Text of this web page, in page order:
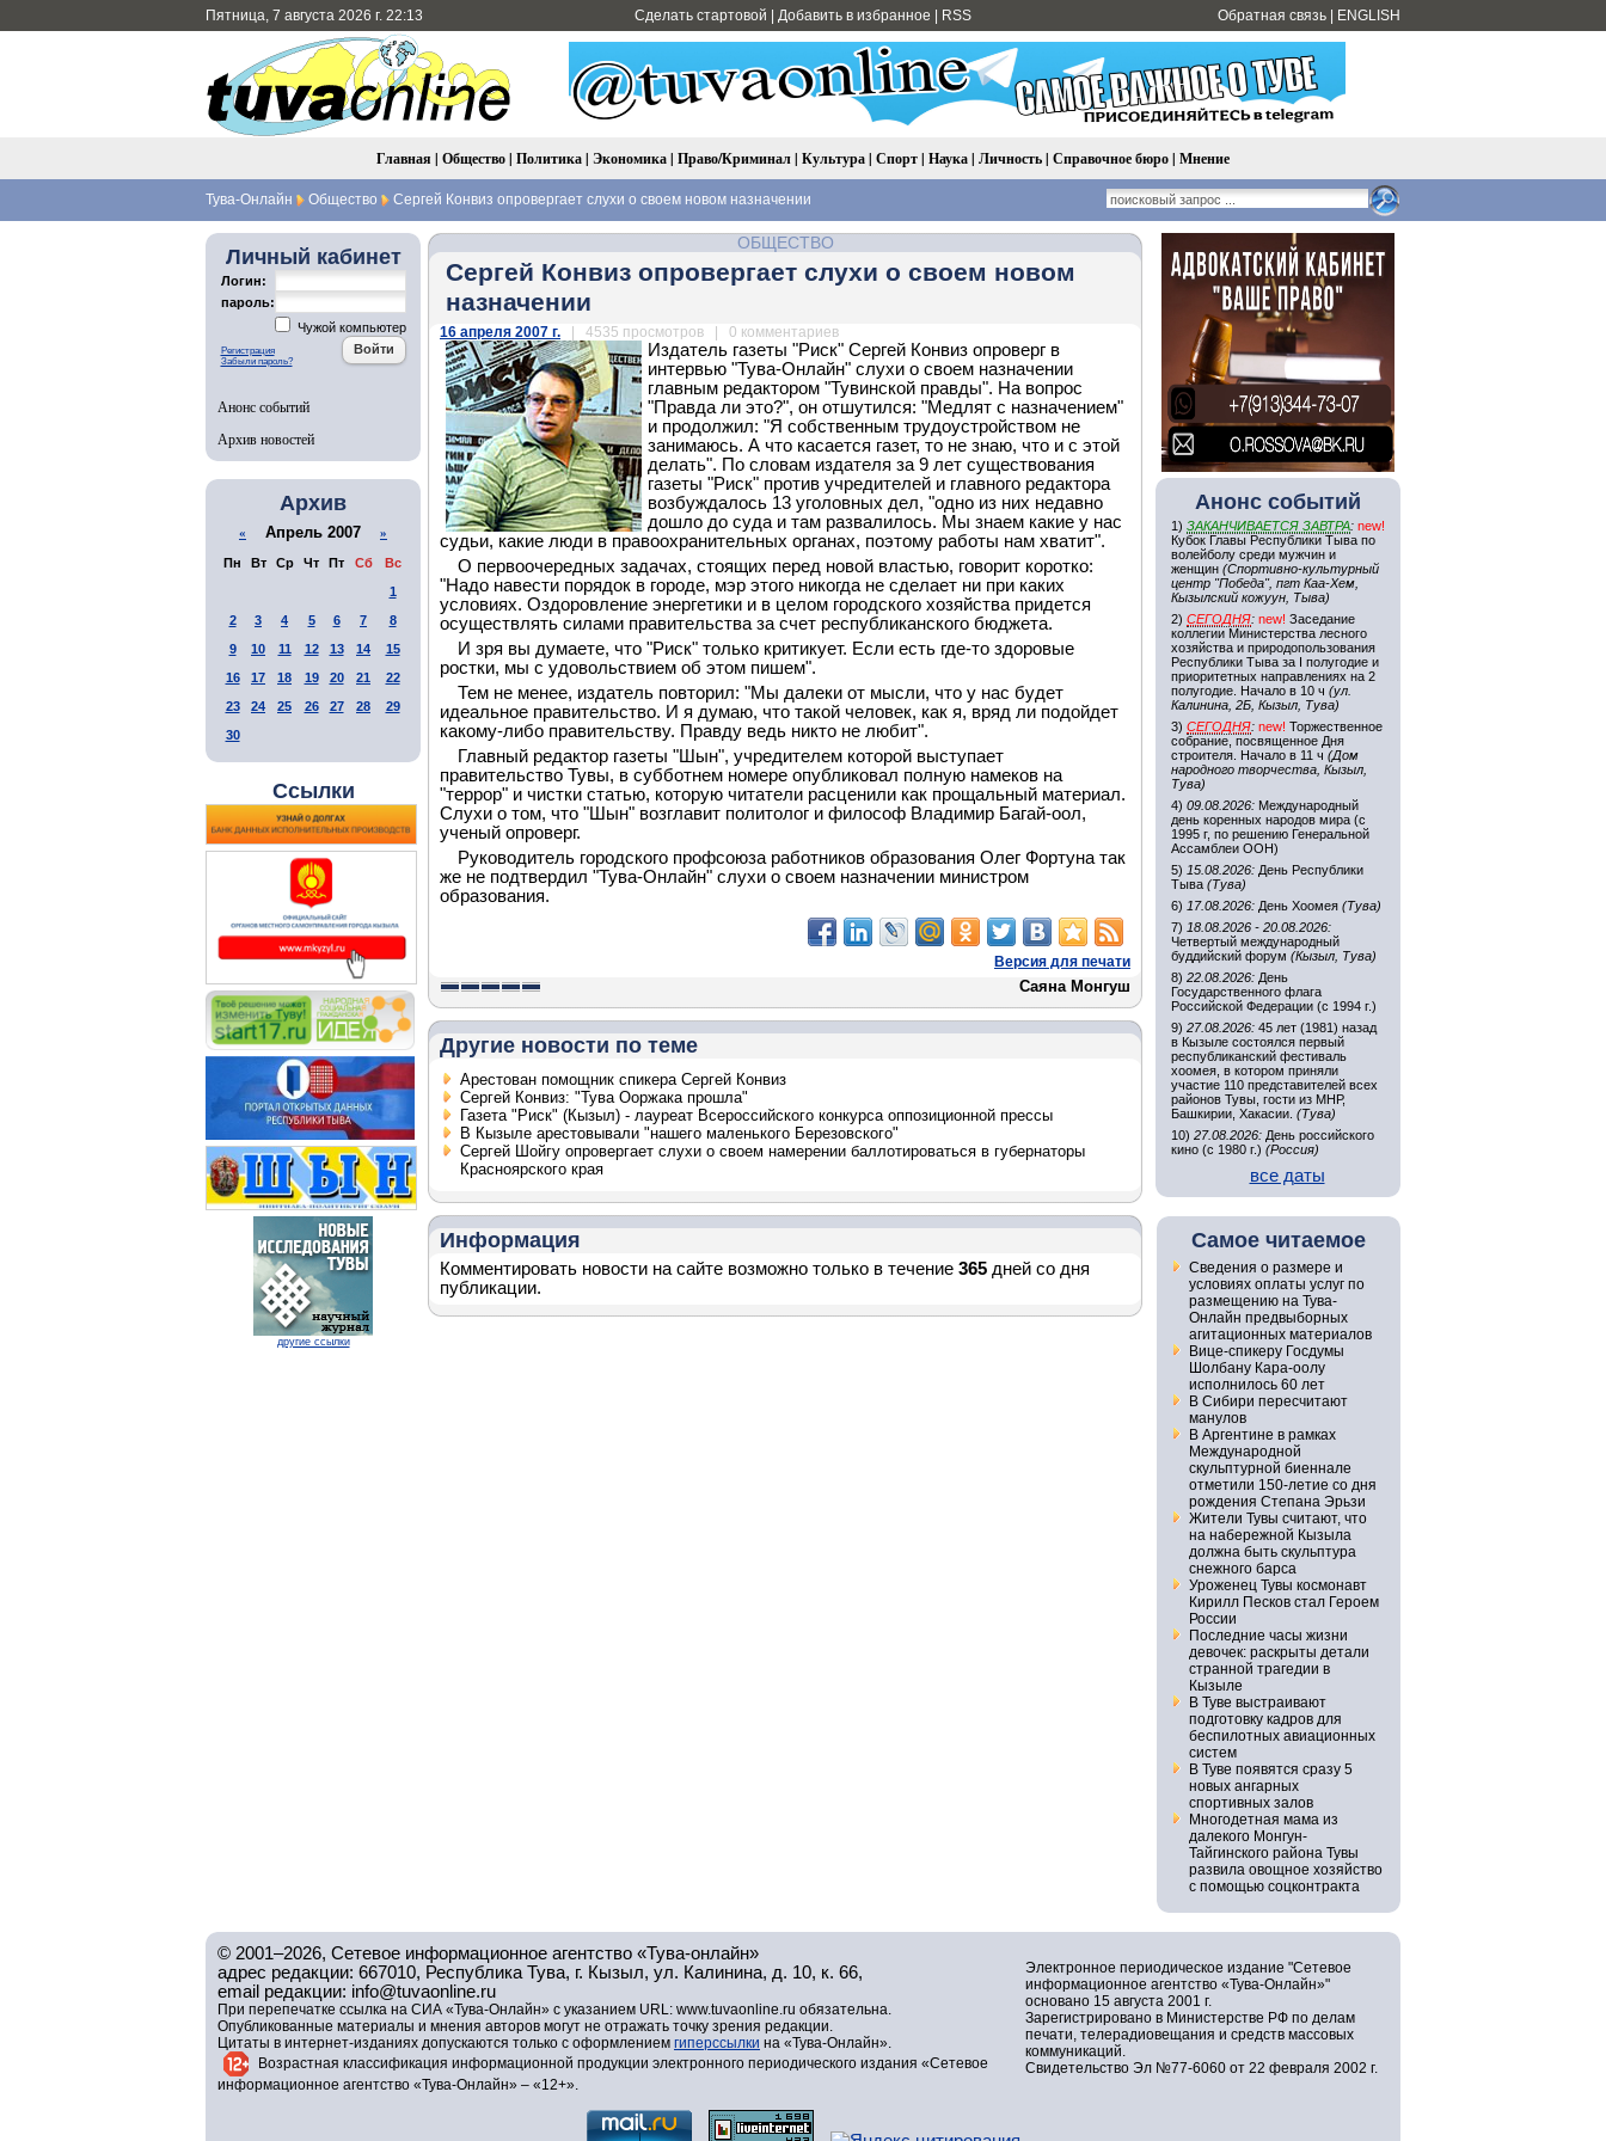
Пятница, 7 августа 2026 г. 22:13 Сделать стартовой Добавить в избранное RSS Обратная связь ENGLISH
Главная | Общество| Политика| Экономика| Право/Криминал| Культура| Спорт| Наука| Личность| Справочное бюро| Мнение
Тува-Онлайн Общество Сергей Конвиз опровергает слухи о своем новом назначении
Личный кабинет
Логин:
пароль:
Чужой компьютер
Регистрация
Забыли пароль?
Анонс событий
Архив новостей
Архив
« Апрель 2007 »
Пн Вт Ср Чт Пт Сб
Вс
1
2
3 4 5 6 7
8
9
10 11 12 13 14
15
16
17 18 19 20 21
22
23
24 25 26 27 28
29
30
Ссылки
другие ссылки
ОБЩЕСТВО
Сергей Конвиз опровергает слухи о своем новом
назначении
16 апреля 2007 г. | 4535 просмотров | 0 комментариев
Издатель газеты "Риск" Сергей Конвиз опроверг в
интервью "Тува-Онлайн" слухи о своем назначении
главным редактором "Тувинской правды". На вопрос
"Правда ли это?", он отшутился: "Медлят с назначением"
и продолжил: "Я собственным трудоустройством не
занимаюсь. А что касается газет, то не знаю, что и с этой
делать". По словам издателя за 9 лет существования
газеты "Риск" против учредителей и главного редактора
возбуждалось 13 уголовных дел, "одно из них недавно
дошло до суда и там развалилось. Мы знаем какие у нас
судьи, какие люди в правоохранительных органах, поэтому работы нам хватит".
О первоочередных задачах, стоящих перед новой властью, говорит коротко:
"Надо навести порядок в городе, мэр этого никогда не сделает ни при каких
условиях. Оздоровление энергетики и в целом городского хозяйства придется
осуществлять силами правительства за счет республиканского бюджета.
И зря вы думаете, что "Риск" только критикует. Если есть где-то здоровые
ростки, мы с удовольствием об этом пишем".
Тем не менее, издатель повторил: "Мы далеки от мысли, что у нас будет
идеальное правительство. И я думаю, что такой человек, как я, вряд ли подойдет
какому-либо правительству. Правду ведь никто не любит".
Главный редактор газеты "Шын", учредителем которой выступает
правительство Тувы, в субботнем номере опубликовал полную намеков на
"террор" и чистки статью, которую читатели расценили как прощальный материал.
Слухи о том, что "Шын" возглавит политолог и философ Владимир Багай-оол,
ученый опроверг.
Руководитель городского профсоюза работников образования Олег Фортуна так
же не подтвердил "Тува-Онлайн" слухи о своем назначении министром
образования.
Версия для печати
Саяна Монгуш
Другие новости по теме
Арестован помощник спикера Сергей Конвиз
Сергей Конвиз: "Тува Ооржака прошла"
Газета "Риск" (Кызыл) - лауреат Всероссийского конкурса оппозиционной прессы
В Кызыле арестовывали "нашего маленького Березовского"
Сергей Шойгу опровергает слухи о своем намерении баллотироваться в губернаторы
Красноярского края
Информация
Комментировать новости на сайте возможно только в течение 365 дней со дня
публикации.
Анонс событий
1) ЗАКАНЧИВАЕТСЯ ЗАВТРА: new!
Кубок Главы Республики Тыва по
волейболу среди мужчин и
женщин (Спортивно-культурный
центр "Победа", пгт Каа-Хем,
Кызылский кожуун, Тыва)
2) СЕГОДНЯ: new! Заседание
коллегии Министерства лесного
хозяйства и природопользования
Республики Тыва за I полугодие и
приоритетных направлениях на 2
полугодие. Начало в 10 ч (ул.
Калинина, 2Б, Кызыл, Тува)
3) СЕГОДНЯ: new! Торжественное
собрание, посвященное Дня
строителя. Начало в 11 ч (Дом
народного творчества, Кызыл,
Тува)
4) 09.08.2026: Международный
день коренных народов мира (с
1995 г, по решению Генеральной
Ассамблеи ООН)
5) 15.08.2026: День Республики
Тыва (Тува)
6) 17.08.2026: День Хоомея (Тува)
7) 18.08.2026 - 20.08.2026:
Четвертый международный
буддийский форум (Кызыл, Тува)
8) 22.08.2026: День
Государственного флага
Российской Федерации (с 1994 г.)
9) 27.08.2026: 45 лет (1981) назад
в Кызыле состоялся первый
республиканский фестиваль
хоомея, в котором приняли
участие 110 представителей всех
районов Тувы, гости из МНР,
Башкирии, Хакасии. (Тува)
10) 27.08.2026: День российского
кино (с 1980 г.) (Россия)
все даты
Самое читаемое
Сведения о размере и
условиях оплаты услуг по
размещению на Тува-
Онлайн предвыборных
агитационных материалов
Вице-спикеру Госдумы
Шолбану Кара-оолу
исполнилось 60 лет
В Сибири пересчитают
манулов
В Аргентине в рамках
Международной
скульптурной биеннале
отметили 150-летие со дня
рождения Степана Эрьзи
Жители Тувы считают, что
на набережной Кызыла
должна быть скульптура
снежного барса
Уроженец Тувы космонавт
Кирилл Песков стал Героем
России
Последние часы жизни
девочек: раскрыты детали
странной трагедии в
Кызыле
В Туве выстраивают
подготовку кадров для
беспилотных авиационных
систем
В Туве появятся сразу 5
новых ангарных
спортивных залов
Многодетная мама из
далекого Монгун-
Тайгинского района Тувы
развила овощное хозяйство
с помощью соцконтракта
© 2001–2026, Сетевое информационное агентство «Тува-онлайн»
адрес редакции: 667010, Республика Тува, г. Кызыл, ул. Калинина, д. 10, к. 66,
email редакции: info@tuvaonline.ru
При перепечатке ссылка на СИА «Тува-Онлайн» с указанием URL: www.tuvaonline.ru обязательна.
Опубликованные материалы и мнения авторов могут не отражать точку зрения редакции.
Цитаты в интернет-изданиях допускаются только с оформлением гиперссылки на «Тува-Онлайн».
Возрастная классификация информационной продукции электронного периодического издания «Сетевое
информационное агентство «Тува-Онлайн» – «12+».
Электронное периодическое издание "Сетевое
информационное агентство «Тува-Онлайн»"
основано 15 августа 2001 г.
Зарегистрировано в Министерстве РФ по делам
печати, телерадиовещания и средств массовых
коммуникаций.
Свидетельство Эл №77-6060 от 22 февраля 2002 г.